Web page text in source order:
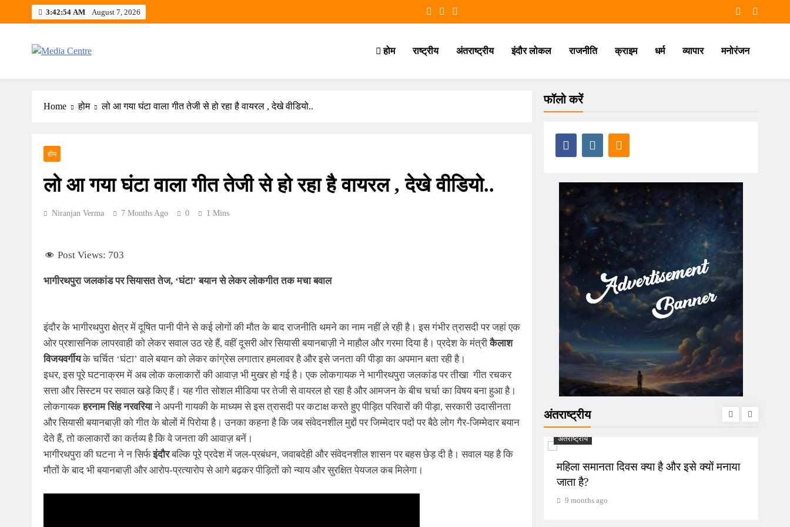
3:42:55 AM August 7, 2026
होम राष्ट्रीय अंतराष्ट्रीय इंदौर लोकल राजनीति क्राइम धर्म व्यापार मनोरंजन
Home होम लो आ गया घंटा वाला गीत तेजी से हो रहा है वायरल , देखे वीडियो..
होम
लो आ गया घंटा वाला गीत तेजी से हो रहा है वायरल , देखे वीडियो..
Niranjan Verma 7 Months Ago 0 1 Mins
Post Views: 703
भागीरथपुरा जलकांड पर सियासत तेज, ‘घंटा’ बयान से लेकर लोकगीत तक मचा बवाल
इंदौर के भागीरथपुरा क्षेत्र में दूषित पानी पीने से कई लोगों की मौत के बाद राजनीति थमने का नाम नहीं ले रही है। इस गंभीर त्रासदी पर जहां एक
ओर प्रशासनिक लापरवाही को लेकर सवाल उठ रहे हैं, वहीं दूसरी ओर सियासी बयानबाज़ी ने माहौल और गरमा दिया है। प्रदेश के मंत्रीकैलाश
विजयवर्गीयके चर्चित ‘घंटा’ वाले बयान को लेकर कांग्रेस लगातार हमलावर है और इसे जनता की पीड़ा का अपमान बता रही है।
इधर, इस पूरे घटनाक्रम में अब लोक कलाकारों की आवाज़ भी मुखर हो गई है। एक लोकगायक ने भागीरथपुरा जलकांड पर तीखा गीत रचकर
सत्ता और सिस्टम पर सवाल खड़े किए हैं। यह गीत सोशल मीडिया पर तेजी से वायरल हो रहा है और आमजन के बीच चर्चा का विषय बना हुआ है।
लोकगायकहरनाम सिंह नरवरियाने अपनी गायकी के माध्यम से इस त्रासदी पर कटाक्ष करते हुए पीड़ित परिवारों की पीड़ा, सरकारी उदासीनता
और सियासी बयानबाज़ी को गीत के बोलों में पिरोया है। उनका कहना है कि जब संवेदनशील मुद्दों पर जिम्मेदार पदों पर बैठे लोग गैर-जिम्मेदार बयान
देते हैं, तो कलाकारों का कर्तव्य है कि वे जनता की आवाज़ बनें।
भागीरथपुरा की घटना ने न सिर्फइंदौरबल्कि पूरे प्रदेश में जल-प्रबंधन, जवाबदेही और संवेदनशील शासन पर बहस छेड़ दी है। सवाल यह है कि
मौतों के बाद भी बयानबाज़ी और आरोप-प्रत्यारोप से आगे बढ़कर पीड़ितों को न्याय और सुरक्षित पेयजल कब मिलेगा।
फॉलो करें
अंतराष्ट्रीय
अमेरिका के पूर्व राष्ट्रपति जिमी कार्टर का निधन,
अंतराष्ट्रीय
महिला समानता दिवस क्या है और इसे क्यों मनाया
जाता है?
9 months ago